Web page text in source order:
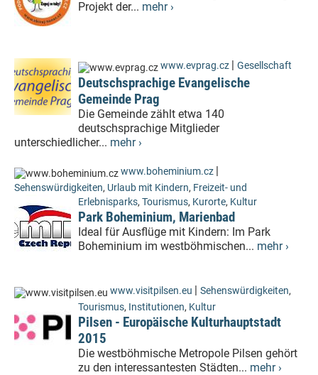
Projekt der... mehr ›
www.evprag.cz | Gesellschaft
Deutschsprachige Evangelische
Gemeinde Prag
Die Gemeinde zählt etwa 140
deutschsprachige Mitglieder
unterschiedlicher... mehr ›
www.boheminium.cz |
Sehenswürdigkeiten, Urlaub mit Kindern, Freizeit- und
Erlebnisparks, Tourismus, Kurorte, Kultur
Park Boheminium, Marienbad
Ideal für Ausflüge mit Kindern: Im Park
Boheminium im westböhmischen... mehr ›
www.visitpilsen.eu | Sehenswürdigkeiten,
Tourismus, Institutionen, Kultur
Pilsen - Europäische Kulturhauptstadt
2015
Die westböhmische Metropole Pilsen gehört
zu den interessantesten Städten... mehr ›